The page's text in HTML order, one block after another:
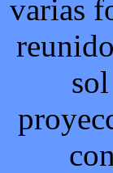
varias